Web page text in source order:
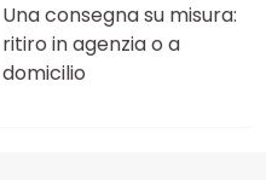
Una consegna su misura:
ritiro in agenzia o a
domicilio